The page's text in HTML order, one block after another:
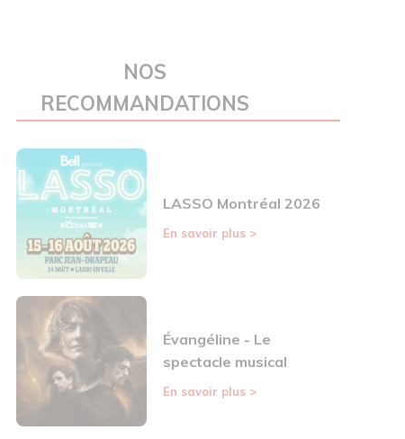
NOS
RECOMMANDATIONS
LASSO Montréal 2026
En savoir plus >
Évangéline - Le
spectacle musical
En savoir plus >